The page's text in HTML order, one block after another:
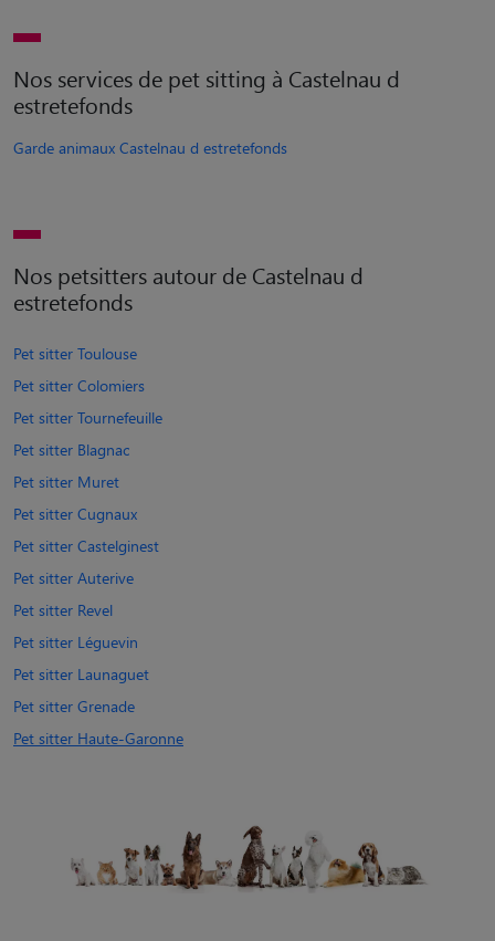
Nos services de pet sitting à Castelnau d
estretefonds
Garde animaux Castelnau d estretefonds
Nos petsitters autour de Castelnau d
estretefonds
Pet sitter Toulouse
Pet sitter Colomiers
Pet sitter Tournefeuille
Pet sitter Blagnac
Pet sitter Muret
Pet sitter Cugnaux
Pet sitter Castelginest
Pet sitter Auterive
Pet sitter Revel
Pet sitter Léguevin
Pet sitter Launaguet
Pet sitter Grenade
Pet sitter Haute-Garonne